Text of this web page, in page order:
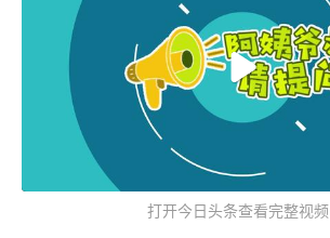
打开今日头条查看完整视频